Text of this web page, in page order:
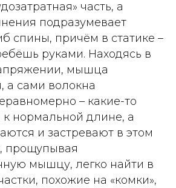
часть, а
подразумевает
спины, причём в статике –
руками. Находясь в
мышца
а сами волокна
– какие-то
нормальной длине, а
и застревают в этом
прощупывая
мышцу, легко найти в
похожие на «комки»,